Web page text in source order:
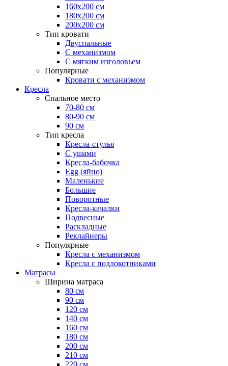
160х200 см
180х200 см
200х200 см
Тип кровати
Двуспальные
С механизмом
С мягким изголовьем
Популярные
Кровати с механизмом
Кресла
Спальное место
70-80 см
80-90 см
90 см
Тип кресла
Кресла-стулья
С ушами
Кресла-бабочка
Egg (яйцо)
Маленькие
Большие
Поворотные
Кресла-качалки
Подвесные
Раскладные
Реклайнеры
Популярные
Кресла с механизмом
Кресла с подлокотниками
Матрасы
Ширина матраса
80 см
90 см
120 см
140 см
160 см
180 см
200 см
210 см
220 см